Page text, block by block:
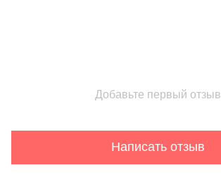
Добавьте первый отзыв
Написать отзыв